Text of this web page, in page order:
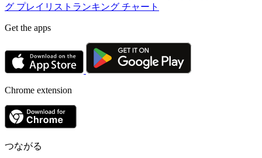
グ プレイリストランキング チャート
Get the apps
Chrome extension
つながる